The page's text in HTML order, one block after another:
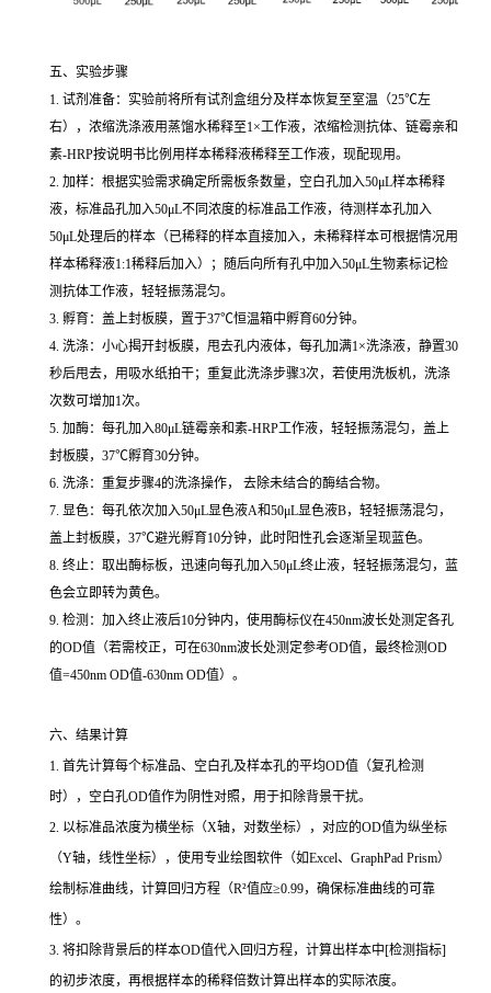
五、实验步骤
1. 试剂准备：实验前将所有试剂盒组分及样本恢复至室温（25℃左
右），浓缩洗涤液用蒸馏水稀释至1×工作液，浓缩检测抗体、链霉亲和
素-HRP按说明书比例用样本稀释液稀释至工作液，现配现用。
2. 加样：根据实验需求确定所需板条数量，空白孔加入50μL样本稀释
液，标准品孔加入50μL不同浓度的标准品工作液，待测样本孔加入
50μL处理后的样本（已稀释的样本直接加入，未稀释样本可根据情况用
样本稀释液1:1稀释后加入）；随后向所有孔中加入50μL生物素标记检
测抗体工作液，轻轻振荡混匀。
3. 孵育：盖上封板膜，置于37℃恒温箱中孵育60分钟。
4. 洗涤：小心揭开封板膜，甩去孔内液体，每孔加满1×洗涤液，静置30
秒后甩去，用吸水纸拍干；重复此洗涤步骤3次，若使用洗板机，洗涤
次数可增加1次。
5. 加酶：每孔加入80μL链霉亲和素-HRP工作液，轻轻振荡混匀，盖上
封板膜，37℃孵育30分钟。
6. 洗涤：重复步骤4的洗涤操作， 去除未结合的酶结合物。
7. 显色：每孔依次加入50μL显色液A和50μL显色液B，轻轻振荡混匀，
盖上封板膜，37℃避光孵育10分钟，此时阳性孔会逐渐呈现蓝色。
8. 终止：取出酶标板，迅速向每孔加入50μL终止液，轻轻振荡混匀，蓝
色会立即转为黄色。
9. 检测：加入终止液后10分钟内，使用酶标仪在450nm波长处测定各孔
的OD值（若需校正，可在630nm波长处测定参考OD值，最终检测OD
值=450nm OD值-630nm OD值）。
六、结果计算
1. 首先计算每个标准品、空白孔及样本孔的平均OD值（复孔检测
时），空白孔OD值作为阴性对照，用于扣除背景干扰。
2. 以标准品浓度为横坐标（X轴，对数坐标），对应的OD值为纵坐标
（Y轴，线性坐标），使用专业绘图软件（如Excel、GraphPad Prism）
绘制标准曲线，计算回归方程（R²值应≥0.99，确保标准曲线的可靠
性）。
3. 将扣除背景后的样本OD值代入回归方程，计算出样本中[检测指标]
的初步浓度，再根据样本的稀释倍数计算出样本的实际浓度。